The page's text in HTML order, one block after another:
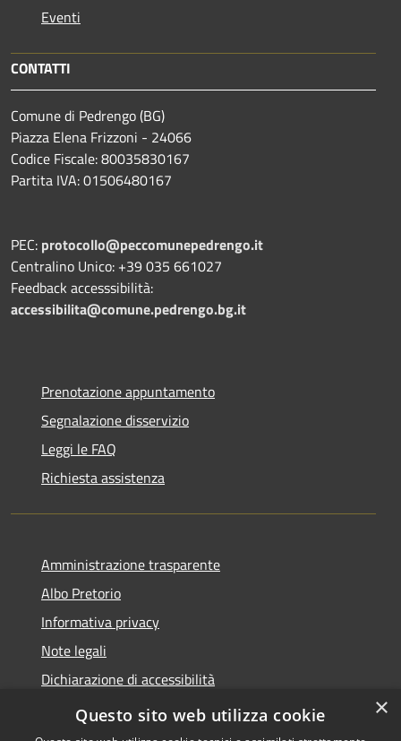
Eventi
CONTATTI
Comune di Pedrengo (BG)
Piazza Elena Frizzoni - 24066
Codice Fiscale: 80035830167
Partita IVA: 01506480167
PEC: protocollo@peccomunepedrengo.it
Centralino Unico: +39 035 661027
Feedback accesssibilità:
accessibilita@comune.pedrengo.bg.it
Prenotazione appuntamento
Segnalazione disservizio
Leggi le FAQ
Richiesta assistenza
Amministrazione trasparente
Albo Pretorio
Informativa privacy
Note legali
Dichiarazione di accessibilità
Area riservata dipendenti
×
Questo sito web utilizza cookie